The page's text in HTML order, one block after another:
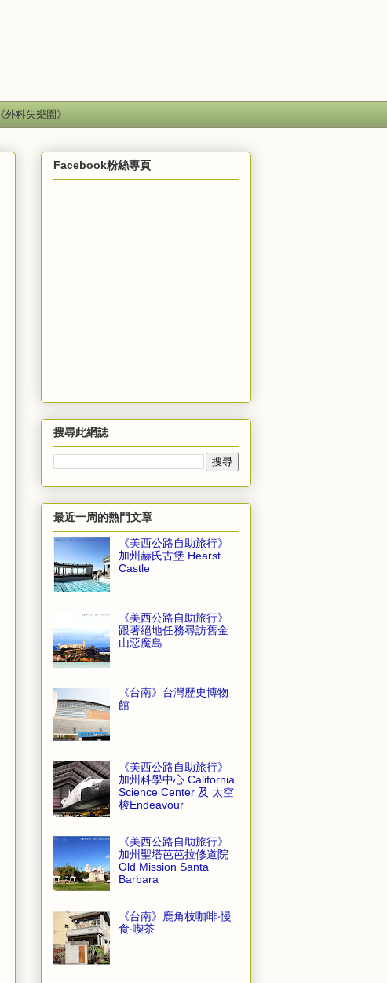
《外科失樂園》
Facebook粉絲專頁
搜尋此網誌
最近一周的熱門文章
《美西公路自助旅行》
加州赫氏古堡 Hearst
Castle
《美西公路自助旅行》
跟著絕地任務尋訪舊金
山惡魔島
《台南》台灣歷史博物
館
《美西公路自助旅行》
加州科學中心 California
Science Center 及 太空
梭Endeavour
《美西公路自助旅行》
加州聖塔芭芭拉修道院
Old Mission Santa
Barbara
《台南》鹿角枝咖啡‧慢
食‧喫茶